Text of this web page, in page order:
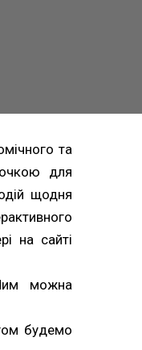
та
для
щодня
на сайті
можна
будемо